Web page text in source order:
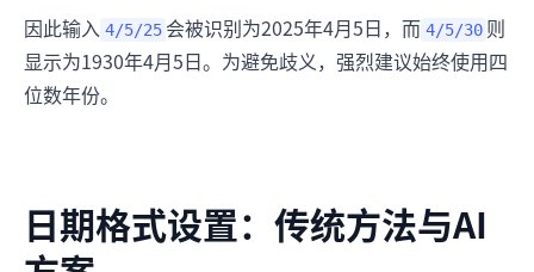
因此输入 4/5/25 会被识别为2025年4月5日，而 4/5/30 则
显示为1930年4月5日。为避免歧义，强烈建议始终使用四
位数年份。
日期格式设置：传统方法与AI